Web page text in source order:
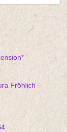
Fröhlich –